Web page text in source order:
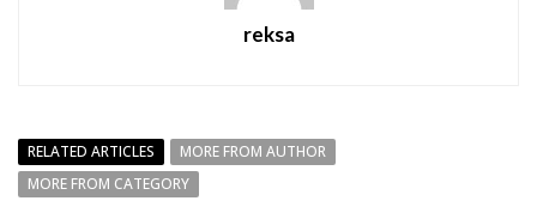
reksa
RELATED ARTICLES
MORE FROM AUTHOR
MORE FROM CATEGORY